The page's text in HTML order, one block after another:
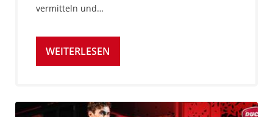
vermitteln und…
WEITERLESEN